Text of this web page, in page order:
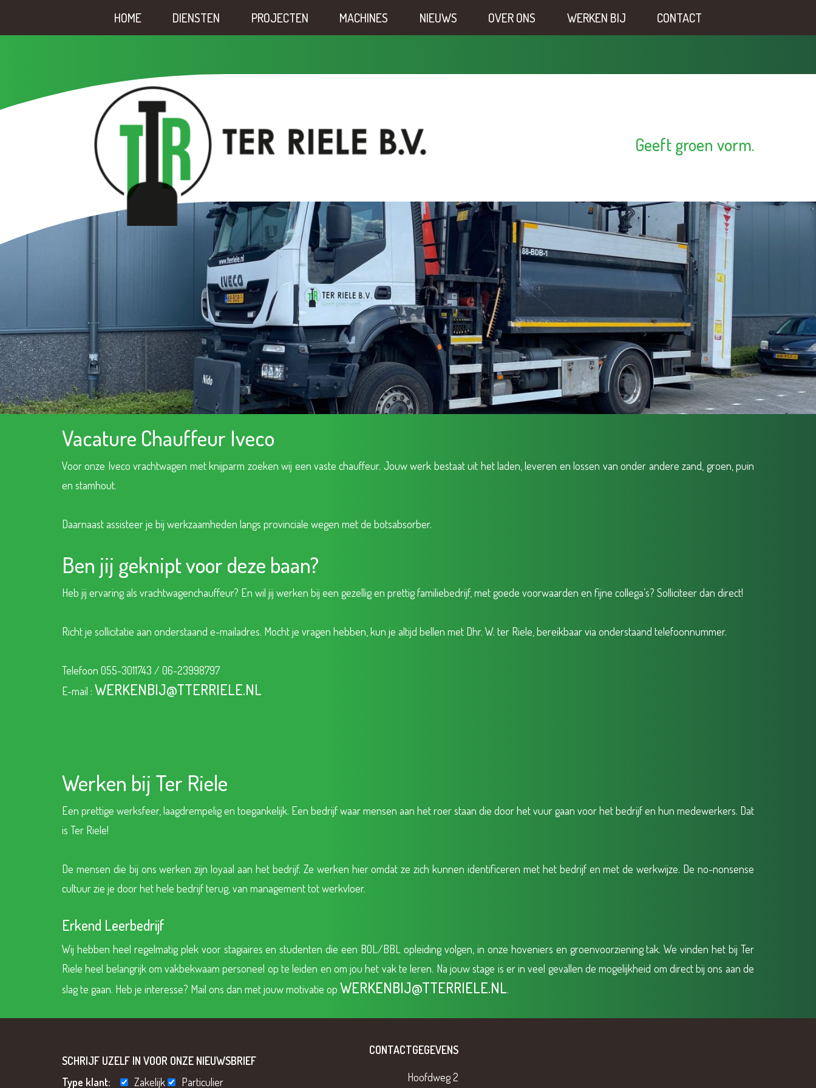
HOME DIENSTEN PROJECTEN MACHINES NIEUWS OVER ONS WERKEN BIJ CONTACT
Geeft groen vorm.
Vacature Chauffeur Iveco
Voor onze Iveco vrachtwagen met knijparm zoeken wij een vaste chauffeur. Jouw werk bestaat uit het laden, leveren en lossen van onder andere zand, groen, puin
en stamhout.
Daarnaast assisteer je bij werkzaamheden langs provinciale wegen met de botsabsorber.
Ben jij geknipt voor deze baan?
Heb jij ervaring als vrachtwagenchauffeur? En wil jij werken bij een gezellig en prettig familiebedrijf, met goede voorwaarden en fijne collega’s? Solliciteer dan direct!
Richt je sollicitatie aan onderstaand e-mailadres. Mocht je vragen hebben, kun je altijd bellen met Dhr. W. ter Riele, bereikbaar via onderstaand telefoonnummer.
Telefoon 055-3011743 / 06-23998797
E-mail : WERKENBIJ@TTERRIELE.NL
Werken bij Ter Riele
Een prettige werksfeer, laagdrempelig en toegankelijk. Een bedrijf waar mensen aan het roer staan die door het vuur gaan voor het bedrijf en hun medewerkers. Dat
is Ter Riele!
De mensen die bij ons werken zijn loyaal aan het bedrijf. Ze werken hier omdat ze zich kunnen identificeren met het bedrijf en met de werkwijze. De no-nonsense
cultuur zie je door het hele bedrijf terug, van management tot werkvloer.
Erkend Leerbedrijf
Wij hebben heel regelmatig plek voor stagiaires en studenten die een BOL/BBL opleiding volgen, in onze hoveniers en groenvoorziening tak. We vinden het bij Ter
Riele heel belangrijk om vakbekwaam personeel op te leiden en om jou het vak te leren. Na jouw stage is er in veel gevallen de mogelijkheid om direct bij ons aan de
slag te gaan. Heb je interesse? Mail ons dan met jouw motivatie op WERKENBIJ@TTERRIELE.NL.
SCHRIJF UZELF IN VOOR ONZE NIEUWSBRIEF
Type klant:
Zakelijk Particulier
CONTACTGEGEVENS
Hoofdweg 2